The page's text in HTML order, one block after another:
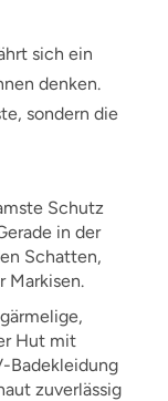
sich ein
denken.
sondern die
Schutz
in der
Schatten,
Markisen.
Hut mit
Badekleidung
zuverlässig